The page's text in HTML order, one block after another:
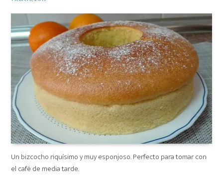
Un bizcocho riquísimo y muy esponjoso. Perfecto para tomar con
el café de media tarde.